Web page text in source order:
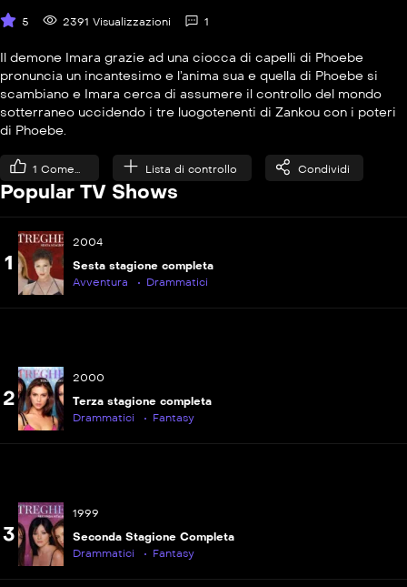
5 2391 Visualizzazioni 1
Il demone Imara grazie ad una ciocca di capelli di Phoebe
pronuncia un incantesimo e l’anima sua e quella di Phoebe si
scambiano e Imara cerca di assumere il controllo del mondo
sotterraneo uccidendo i tre luogotenenti di Zankou con i poteri
di Phoebe.
1 Come... Lista di controllo Condividi
Popular TV Shows
1
2004
Sesta stagione completa
Avventura
Drammatici
2
2000
Terza stagione completa
Drammatici
Fantasy
3
1999
Seconda Stagione Completa
Drammatici
Fantasy